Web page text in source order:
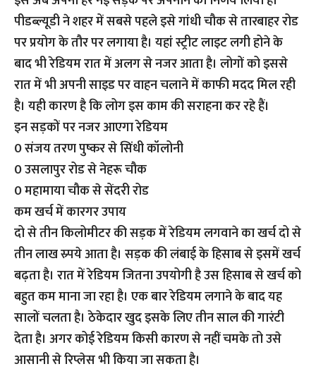
पीडब्ल्यूडी ने शहर में सबसे पहले इसे गांधी चौक से तारबाहर रोड
पर प्रयोग के तौर पर लगाया है। यहां स्ट्रीट लाइट लगी होने के
बाद भी रेडियम रात में अलग से नजर आता है। लोगों को इससे
रात में भी अपनी साइड पर वाहन चलाने में काफी मदद मिल रही
है। यही कारण है कि लोग इस काम की सराहना कर रहे हैं।
इन सड़कों पर नजर आएगा रेडियम
0 संजय तरण पुष्कर से सिंधी कॉलोनी
0 उसलापुर रोड से नेहरू चौक
0 महामाया चौक से सेंदरी रोड
कम खर्च में कारगर उपाय
दो से तीन किलोमीटर की सड़क में रेडियम लगवाने का खर्च दो से
तीन लाख स्र्पये आता है। सड़क की लंबाई के हिसाब से इसमें खर्च
बढ़ता है। रात में रेडियम जितना उपयोगी है उस हिसाब से खर्च को
बहुत कम माना जा रहा है। एक बार रेडियम लगाने के बाद यह
सालों चलता है। ठेकेदार खुद इसके लिए तीन साल की गारंटी
देता है। अगर कोई रेडियम किसी कारण से नहीं चमके तो उसे
आसानी से रिप्लेस भी किया जा सकता है।